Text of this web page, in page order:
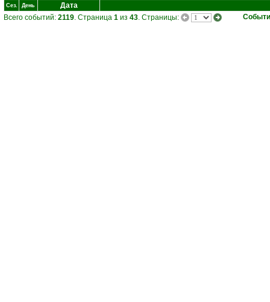
Сез. День
Дата
Всего событий: 2119. Страница 1 из 43. Страницы: